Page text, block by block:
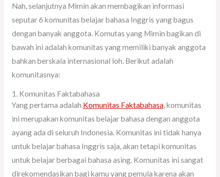
Nah, selanjutnya Mimin akan membagikan informasi
seputar 6 komunitas belajar bahasa Inggris yang bagus
dengan banyak anggota. Komutas yang Mimin bagikan di
bawah ini adalah komunitas yang memiliki banyak anggota
bahkan berskala internasional loh. Berikut adalah
komunitasnya:
1. Komunitas Faktabahasa
Yang pertama adalah Komunitas Faktabahasa, komunitas
ini merupakan komunitas belajar bahasa dengan anggota
ayang ada di seluruh Indonesia. Komunitas ini tidak hanya
untuk belajar bahasa Inggris saja, akan tetapi komunitas
untuk belajar berbagai bahasa asing. Komunitas ini sangat
direkomendasikan bagi kamu yang pemula karena akan